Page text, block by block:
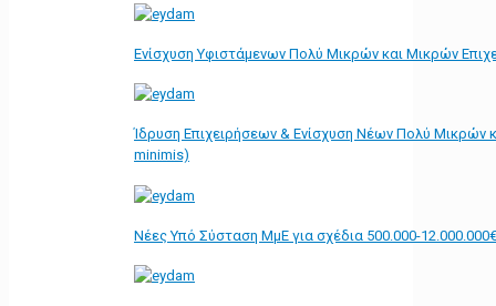
Ενίσχυση Υφιστάμενων Πολύ Μικρών και Μικρών
Ίδρυση Επιχειρήσεων & Ενίσχυση Νέων Πολύ Μικρών
minimis)
Νέες Υπό Σύσταση ΜμΕ για σχέδια 500.000-